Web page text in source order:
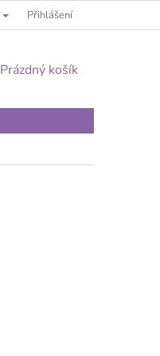
Přihlášení
NÁKUPNÍ
Prázdný košík